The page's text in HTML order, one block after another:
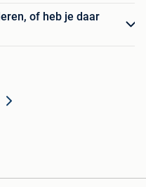
of heb je daar